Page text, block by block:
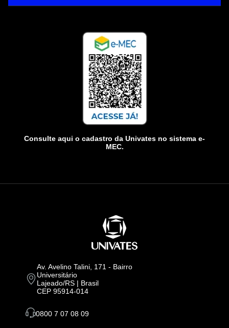
Consulte aqui o cadastro da Univates no sistema e-
MEC.
Av. Avelino Talini, 171 - Bairro
Universitário
Lajeado/RS | Brasil
CEP 95914-014
0800 7 07 08 09